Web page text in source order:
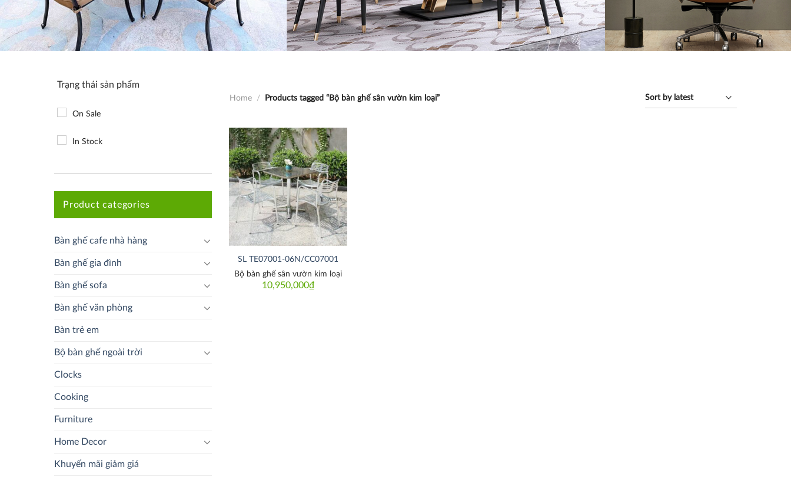
Trạng thái sản phẩm
On Sale
In Stock
Product categories
Bàn ghế cafe nhà hàng
Bàn ghế gia đình
Bàn ghế sofa
Bàn ghế văn phòng
Bàn trẻ em
Bộ bàn ghế ngoài trời
Clocks
Cooking
Furniture
Home Decor
Khuyến mãi giảm giá
Home / Products tagged “Bộ bàn ghế sân vườn kim loại”
Thích
SL TE07001-06N/CC07001
10,950,000₫
Bộ bàn ghế sân vườn kim loại